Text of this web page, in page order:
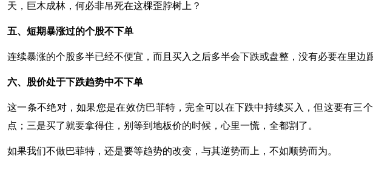
天，巨木成林，何必非吊死在这棵歪脖树上？
五、短期暴涨过的个股不下单
连续暴涨的个股多半已经不便宜，而且买入之后多半会下跌或盘整，没有必要在里边
六、股价处于下跌趋势中不下单
这一条不绝对，如果您是在效仿巴菲特，完全可以在下跌中持续买入，但这要有
点；三是买了就要拿得住，别等到地板价的时候，心里一慌，全都割了。
如果我们不做巴菲特，还是要等趋势的改变，与其逆势而上，不如顺势而为。